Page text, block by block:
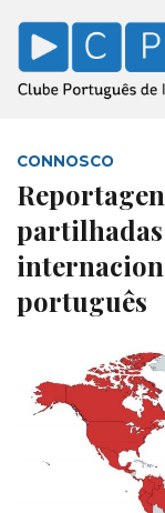
CONNOSCO
português